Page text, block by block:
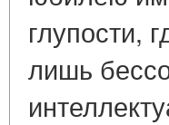
глупости,
лишь